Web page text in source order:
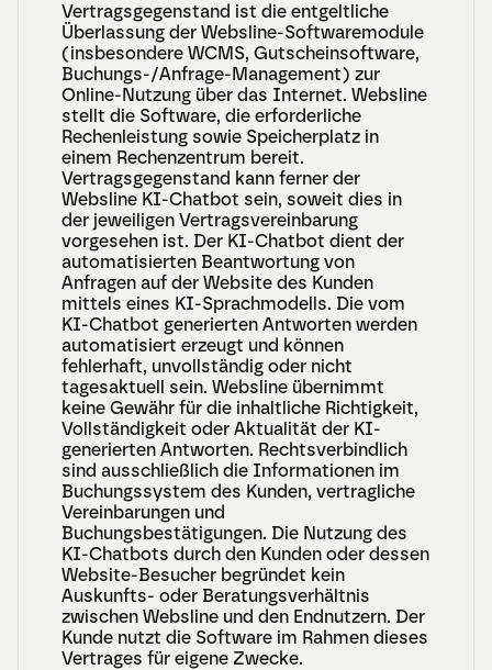
Vertragsgegenstand ist die entgeltliche
Überlassung der Websline-Softwaremodule
(insbesondere WCMS, Gutscheinsoftware,
Buchungs-/Anfrage-Management) zur
Online-Nutzung über das Internet. Websline
stellt die Software, die erforderliche
Rechenleistung sowie Speicherplatz in
einem Rechenzentrum bereit.
Vertragsgegenstand kann ferner der
Websline KI-Chatbot sein, soweit dies in
der jeweiligen Vertragsvereinbarung
vorgesehen ist. Der KI-Chatbot dient der
automatisierten Beantwortung von
Anfragen auf der Website des Kunden
mittels eines KI-Sprachmodells. Die vom
KI-Chatbot generierten Antworten werden
automatisiert erzeugt und können
fehlerhaft, unvollständig oder nicht
tagesaktuell sein. Websline übernimmt
keine Gewähr für die inhaltliche Richtigkeit,
Vollständigkeit oder Aktualität der KI-
generierten Antworten. Rechtsverbindlich
sind ausschließlich die Informationen im
Buchungssystem des Kunden, vertragliche
Vereinbarungen und
Buchungsbestätigungen. Die Nutzung des
KI-Chatbots durch den Kunden oder dessen
Website-Besucher begründet kein
Auskunfts- oder Beratungsverhältnis
zwischen Websline und den Endnutzern. Der
Kunde nutzt die Software im Rahmen dieses
Vertrages für eigene Zwecke.